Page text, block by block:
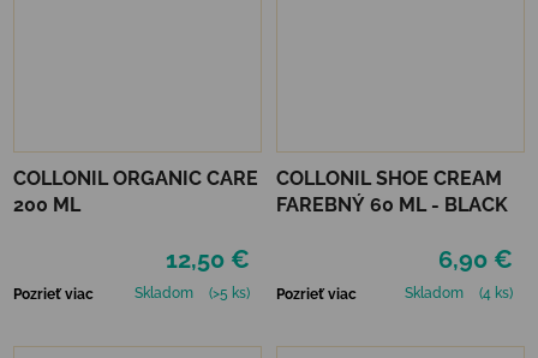
COLLONIL ORGANIC CARE
200 ML
12,50 €
Pozrieť viac Skladom (>5 ks)
COLLONIL SHOE CREAM
FAREBNÝ 60 ML - BLACK
6,90 €
Pozrieť viac Skladom (4 ks)